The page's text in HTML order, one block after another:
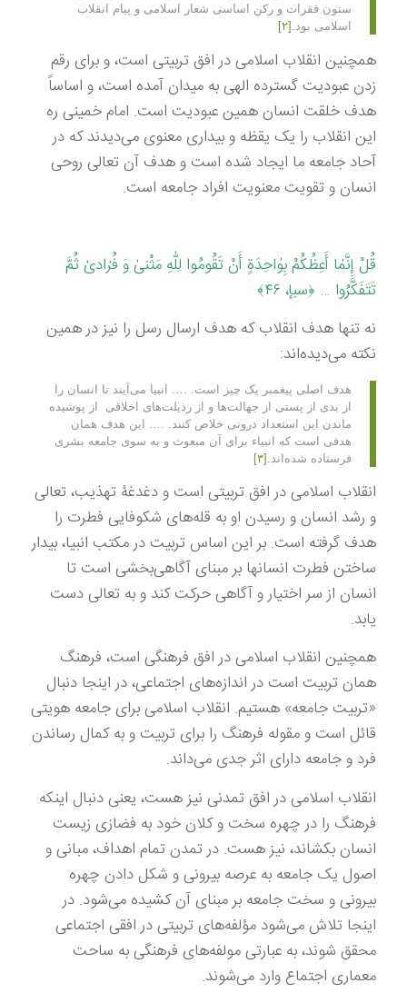
ستون فقرات و ركن اساسى شعار اسلامى و پيام انقلاب
اسلامى بود. [۲]
همچنین انقلاب اسلامی در افق تربیتی است، و برای رقم
زدن عبودیت گسترده الهی به میدان آمده است، و اساساً
هدف خلقت انسان همین عبودیت است. امام خمینی ره
این انقلاب را یک یقظه و بیداری معنوی می‌دیدند که در
آحاد جامعه ما ایجاد شده است و هدف آن تعالی روحی
انسان و تقویت معنویت افراد جامعه است.
قُلْ إِنَّمٰا أَعِظُكُمْ بِوٰاحِدَةٍ أَنْ تَقُومُوا لِلّٰهِ مَثْنىٰ وَ فُرٰادىٰ ثُمَّ
تَتَفَكَّرُوا … ﴿سبإ، ۴۶﴾
نه تنها هدف انقلاب که هدف ارسال رسل را نیز در همین
نکته می‌دیده‌‌اند:
هدف اصلی پیغمبر یک چیز است. …. انبیا می‌آیند تا انسان را
از بدی از پستی از جهالت‌ها و از رذیلت‌های اخلاقی از پوشیده
ماندن این استعداد درونی خلاص کنند. …. این هدف همان
هدفی است که انبیاء برای آن مبعوث و به سوی جامعه بشری
فرستاده شده‌اند. [۳]
انقلاب اسلامی در افق تربیتی است و دغدغۀ تهذیب، تعالی
و رشد انسان و رسیدن او به قله‌های شکوفایی فطرت را
هدف گرفته است. بر این اساس تربیت در مکتب انبیا، بیدار
ساختن فطرت انسانها بر مبنای آگاهی‌بخشی است تا
انسان از سر اختیار و آگاهی حرکت کند و به تعالی دست
یابد.
همچنین انقلاب اسلامی در افق فرهنگی است، فرهنگ
همان تربیت است در اندازه‌های اجتماعی، در اینجا دنبال
«تربیت جامعه» هستیم. انقلاب اسلامی برای جامعه هویتی
قائل است و مقوله فرهنگ را برای تربیت و به کمال رساندن
فرد و جامعه دارای اثر جدی می‌داند.
انقلاب اسلامی در افق تمدنی نیز هست، یعنی دنبال اینکه
فرهنگ را در چهره سخت و کلان خود به فضازی زیست
انسان بکشاند، نیز هست. در تمدن تمام اهداف، مبانی و
اصول یک جامعه به عرصه بیرونی و شکل دادن چهره
بیرونی و سخت جامعه بر مبنای آن کشیده می‌شود. در
اینجا تلاش می‌شود مؤلفه‌های تربیتی در افقی اجتماعی
محقق شوند، به عبارتی مولفه‌های فرهنگی به ساحت
معماری اجتماع وارد می‌شوند.